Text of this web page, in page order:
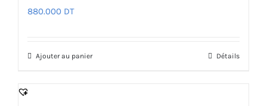
880.000 DT
Ajouter au panier Détails